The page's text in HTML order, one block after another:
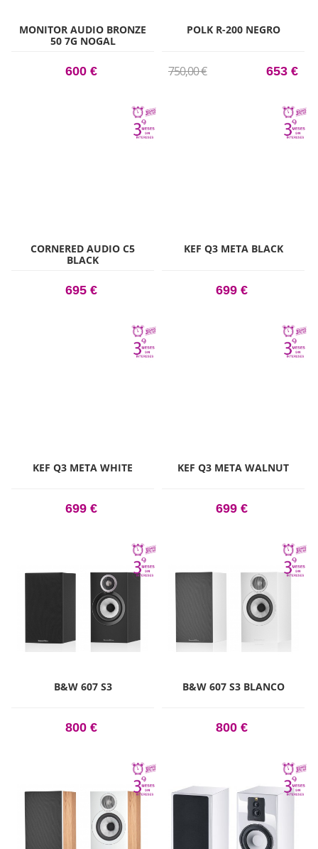
MONITOR AUDIO BRONZE
50 7G NOGAL
600 €
POLK R-200 NEGRO
750,00 € 653 €
CORNERED AUDIO C5
BLACK
695 €
KEF Q3 META BLACK
699 €
KEF Q3 META WHITE
699 €
KEF Q3 META WALNUT
699 €
B&W 607 S3
800 €
B&W 607 S3 BLANCO
800 €